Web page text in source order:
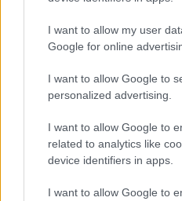
I want to allow my user
Google for online
I want to allow Google to
personalized advertising.
I want to allow Google to
related to analytics like
device identifiers in apps.
I want to allow Google to
Új és Használt GSM kiemelt